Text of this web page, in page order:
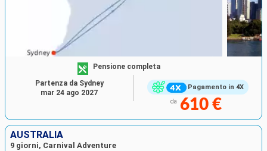
Pagamento in 4X
Pensione completa
da 610 €
Partenza da Sydney
mar 24 ago 2027
AUSTRALIA
9 giorni, Carnival Adventure